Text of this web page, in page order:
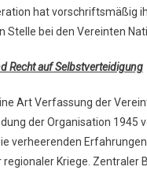
hat vorschriftsmäßig
Stelle bei den Vereinten
Recht auf Selbstverteidigung
Art Verfassung der
der Organisation 1945
verheerenden
regionaler Kriege. Zentraler